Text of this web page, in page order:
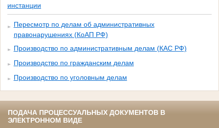
инстанции
Пересмотр по делам об административных
правонарушениях (КоАП РФ)
Производство по административным делам (КАС РФ)
Производство по гражданским делам
Производство по уголовным делам
ПОДАЧА ПРОЦЕССУАЛЬНЫХ ДОКУМЕНТОВ В
ЭЛЕКТРОННОМ ВИДЕ